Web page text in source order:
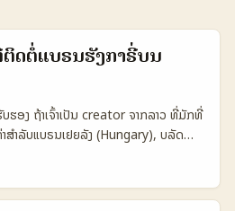
ດຕໍ່ແບຣນຮັງກາຣີ່ບນ
ຮອງ ຖ້າເຈົ້າເປັນ creator ຈາກລາວ ທີ່ມັກທີ່
ສໍາລັບແບຣນເຢຍລັງ (Hungary), ບລັດ
ະ engagement ແມ່ນການຮ່ວມງານທີ່ຈະ
ງຄັນສຳລັບການຕິດຕໍ່ທັງທັວທີ່ມີຂອງປະເທດ,
ໃຫ້ແບຣນຮັງກາຣີ່ເຫັນເຈົ້າ. ບົດນີ້ຈະເອົາເຈົ້າໄປ